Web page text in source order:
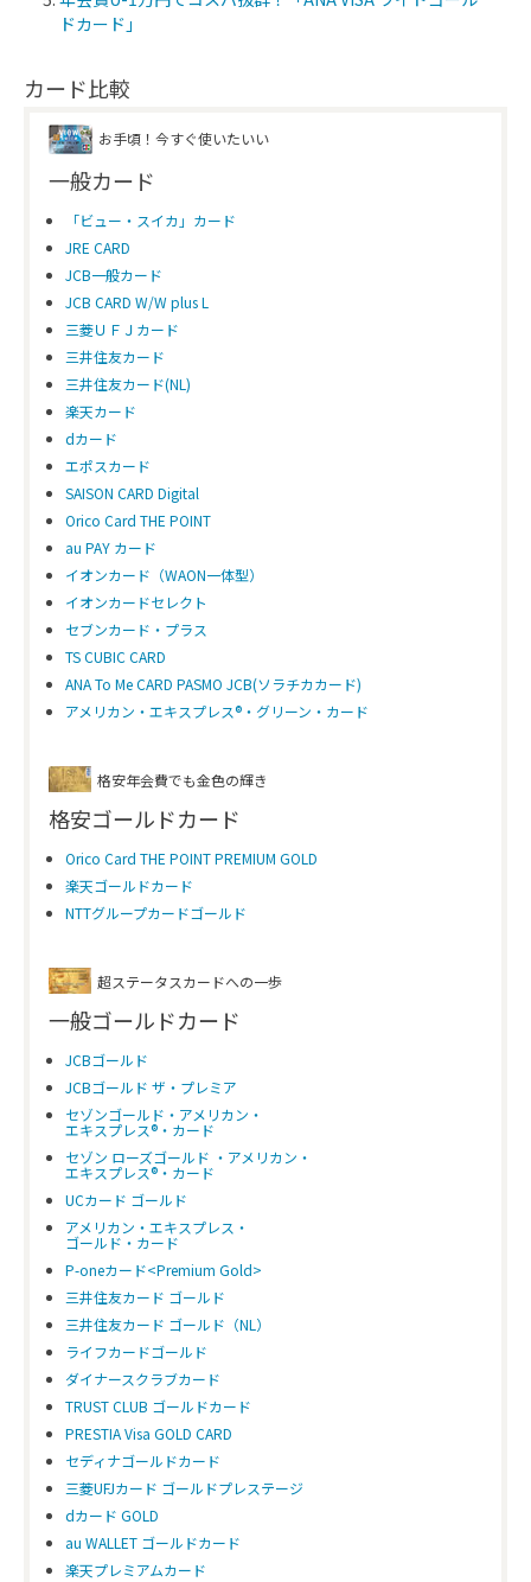
ドカード」
カード比較
お手頃！今すぐ使いたいい
一般カード
「ビュー・スイカ」カード
JRE CARD
JCB一般カード
JCB CARD W/W plus L
三菱ＵＦＪカード
三井住友カード
三井住友カード(NL)
楽天カード
dカード
エポスカード
SAISON CARD Digital
Orico Card THE POINT
au PAY カード
イオンカード（WAON一体型）
イオンカードセレクト
セブンカード・プラス
TS CUBIC CARD
ANA To Me CARD PASMO JCB(ソラチカカード)
アメリカン・エキスプレス®・グリーン・カード
格安年会費でも金色の輝き
格安ゴールドカード
Orico Card THE POINT PREMIUM GOLD
楽天ゴールドカード
NTTグループカードゴールド
超ステータスカードへの一歩
一般ゴールドカード
JCBゴールド
JCBゴールド ザ・プレミア
セゾンゴールド・アメリカン・
エキスプレス®・カード
セゾン ローズゴールド ・アメリカン・
エキスプレス®・カード
UCカード ゴールド
アメリカン・エキスプレス・
ゴールド・カード
P-oneカード<Premium Gold>
三井住友カード ゴールド
三井住友カード ゴールド（NL）
ライフカードゴールド
ダイナースクラブカード
TRUST CLUB ゴールドカード
PRESTIA Visa GOLD CARD
セディナゴールドカード
三菱UFJカード ゴールドプレステージ
dカード GOLD
au WALLET ゴールドカード
楽天プレミアムカード